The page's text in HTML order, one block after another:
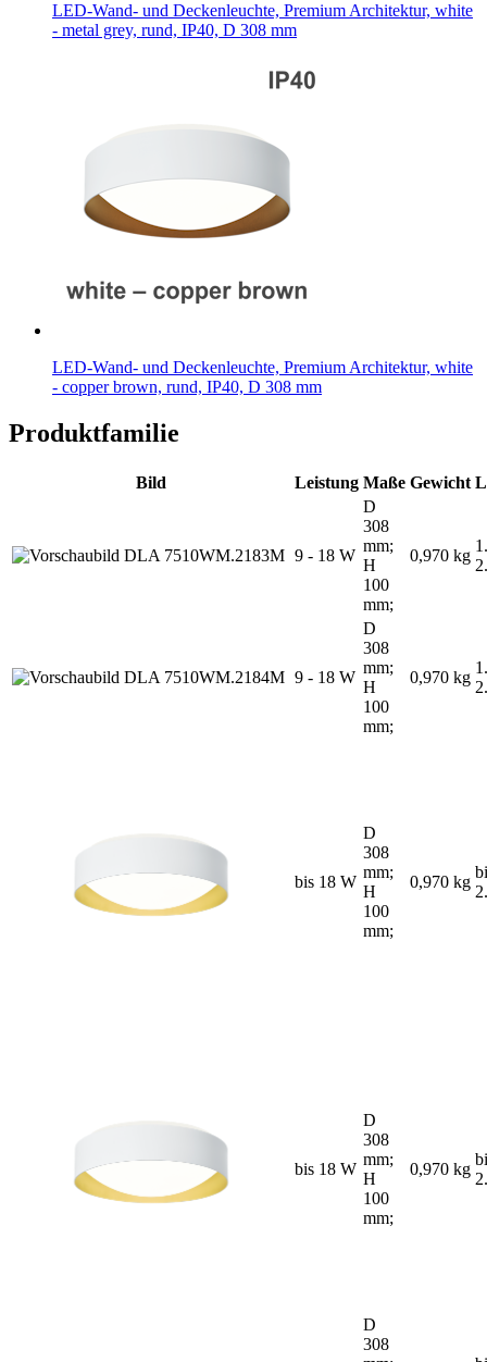
LED-Wand- und Deckenleuchte, Premium Architektur, white
- metal grey, rund, IP40, D 308 mm
LED-Wand- und Deckenleuchte, Premium Architektur, white
- copper brown, rund, IP40, D 308 mm
Produktfamilie
Bild Leistung Maße Gewicht
9 - 18 W
D
308
mm;
H
100
mm;
0,970 kg
9 - 18 W
D
308
mm;
H
100
mm;
0,970 kg
bis 18 W
D
308
mm;
H
100
mm;
0,970 kg
bis 18 W
D
308
mm;
H
100
mm;
0,970 kg
D
308